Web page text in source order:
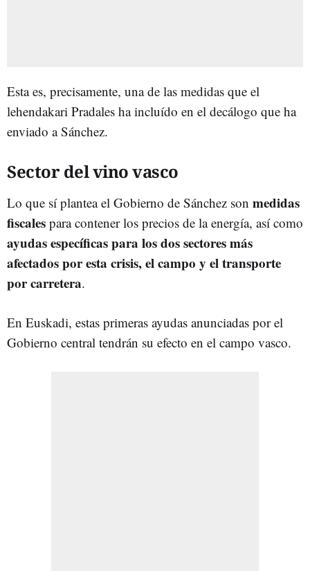
Esta es, precisamente, una de las medidas que el
lehendakari Pradales ha incluído en el decálogo que ha
enviado a Sánchez.
Sector del vino vasco
Lo que sí plantea el Gobierno de Sánchez son medidas
fiscales para contener los precios de la energía, así como
ayudas específicas para los dos sectores más
afectados por esta crisis, el campo y el transporte
por carretera.
En Euskadi, estas primeras ayudas anunciadas por el
Gobierno central tendrán su efecto en el campo vasco.